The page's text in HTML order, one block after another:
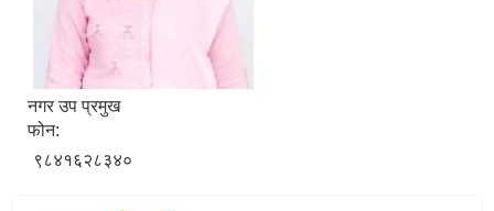
नगर उप प्रमुख
फोन:
९८४१६२८३४०